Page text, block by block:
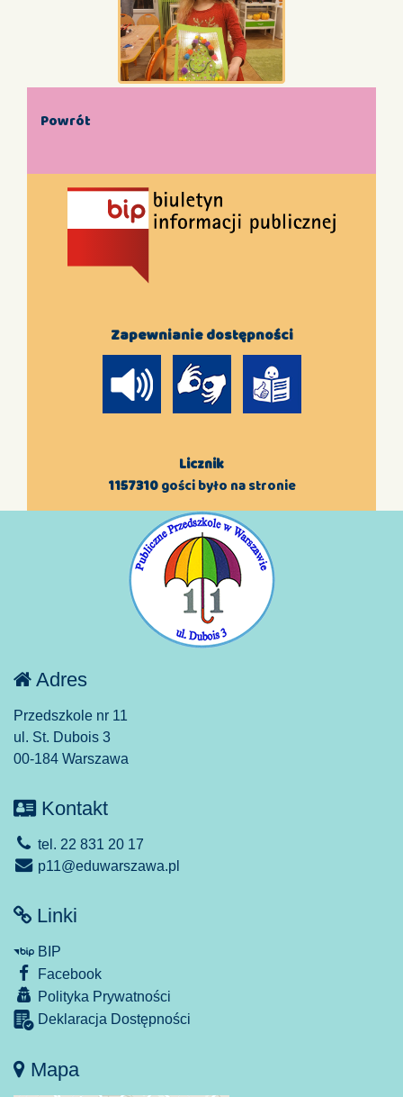
Powrót
Zapewnianie dostępności
Licznik
1157310gości było na stronie
Adres
Przedszkole nr 11
ul. St. Dubois 3
00-184 Warszawa
Kontakt
tel. 22 831 20 17
p11@eduwarszawa.pl
Linki
BIP
Facebook
Polityka Prywatności
Deklaracja Dostępności
Mapa